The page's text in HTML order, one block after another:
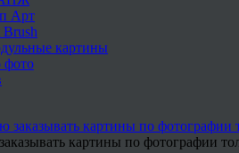
Арт
картины
фото
картины по фотографии